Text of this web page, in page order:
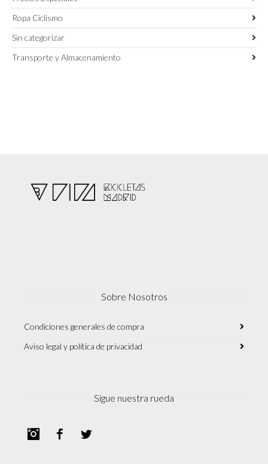
Ropa Ciclismo
Sin categorizar
Transporte y Almacenamiento
Sobre Nosotros
Condiciones generales de compra
Aviso legal y política de privacidad
Sigue nuestra rueda
InstagramFacebook